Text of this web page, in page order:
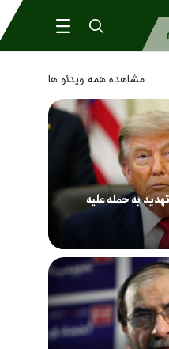
مشاهده همه ویدئو ها
به حمله علیه